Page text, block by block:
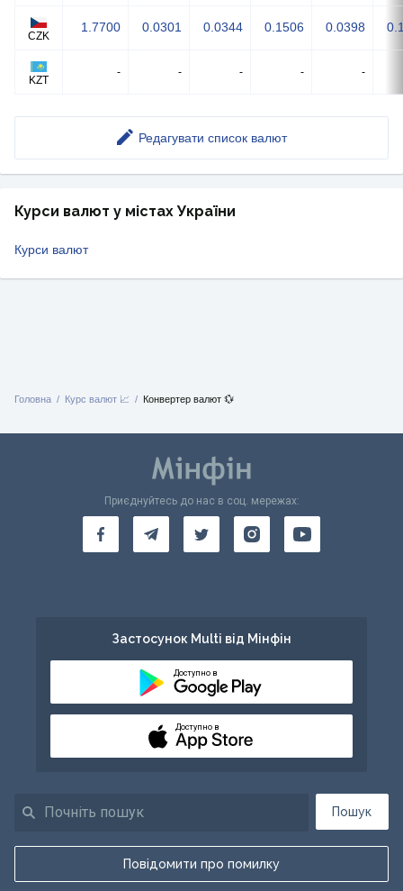
CZK
1.7700 0.0301 0.0344 0.1506 0.0398
KZT
- - - - -
Редагувати список валют
Курси валют у містах України
Курси валют
Головна Курс валют 📈 Конвертер валют 💱
Пошук
Повідомити про помилку
Приєднуйтесь до нас в соц. мережах:
Застосунок Multi від Мінфін
Доступно в
Доступно в